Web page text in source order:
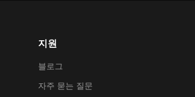
지원
블로그
자주 묻는 질문